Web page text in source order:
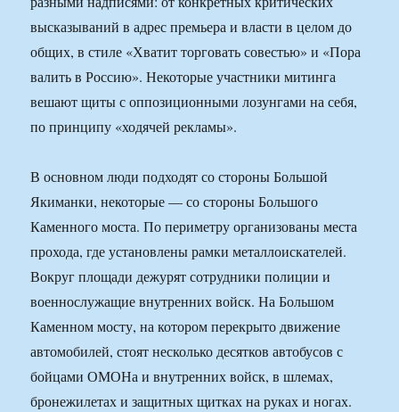
высказываний в адрес премьера и власти в целом до
общих, в стиле «Хватит торговать совестью» и «Пора
валить в Россию». Некоторые участники митинга
вешают щиты с оппозиционными лозунгами на себя,
по принципу «ходячей рекламы».
В основном люди подходят со стороны Большой
Якиманки, некоторые — со стороны Большого
Каменного моста. По периметру организованы места
прохода, где установлены рамки металлоискателей.
Вокруг площади дежурят сотрудники полиции и
военнослужащие внутренних войск. На Большом
Каменном мосту, на котором перекрыто движение
автомобилей, стоят несколько десятков автобусов с
бойцами ОМОНа и внутренних войск, в шлемах,
бронежилетах и защитных щитках на руках и ногах.